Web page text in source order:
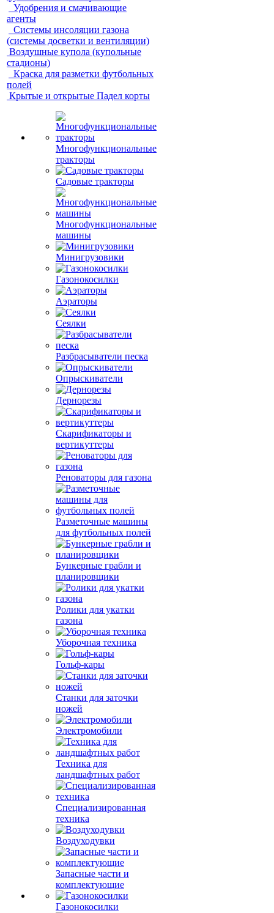
Удобрения и смачивающие
агенты
Системы инсоляции газона
(системы досветки и вентиляции)
Воздушные купола (купольные
стадионы)
Краска для разметки футбольных
полей
Крытые и открытые Падел корты
Многофункциональные
тракторы
Садовые тракторы
Многофункциональные
машины
Минигрузовики
Газонокосилки
Аэраторы
Сеялки
Разбрасыватели песка
Опрыскиватели
Дернорезы
Скарификаторы и
вертикуттеры
Реноваторы для газона
Разметочные машины
для футбольных полей
Бункерные грабли и
планировщики
Ролики для укатки
газона
Уборочная техника
Гольф-кары
Станки для заточки
ножей
Электромобили
Техника для
ландшафтных работ
Специализированная
техника
Воздуходувки
Запасные части и
комплектующие
Газонокосилки